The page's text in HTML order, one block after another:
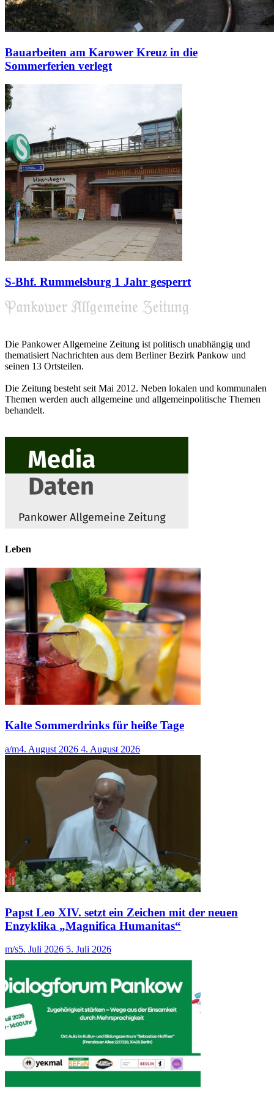
Bauarbeiten am Karower Kreuz in die
Sommerferien verlegt
S-Bhf. Rummelsburg 1 Jahr gesperrt
Die Pankower Allgemeine Zeitung ist politisch unabhängig und
thematisiert Nachrichten aus dem Berliner Bezirk Pankow und
seinen 13 Ortsteilen.
Die Zeitung besteht seit Mai 2012. Neben lokalen und kommunalen
Themen werden auch allgemeine und allgemeinpolitische Themen
behandelt.
Leben
Kalte Sommerdrinks für heiße Tage
a/m4. August 2026 4. August 2026
Papst Leo XIV. setzt ein Zeichen mit der neuen
Enzyklika „Magnifica Humanitas“
m/s5. Juli 2026 5. Juli 2026